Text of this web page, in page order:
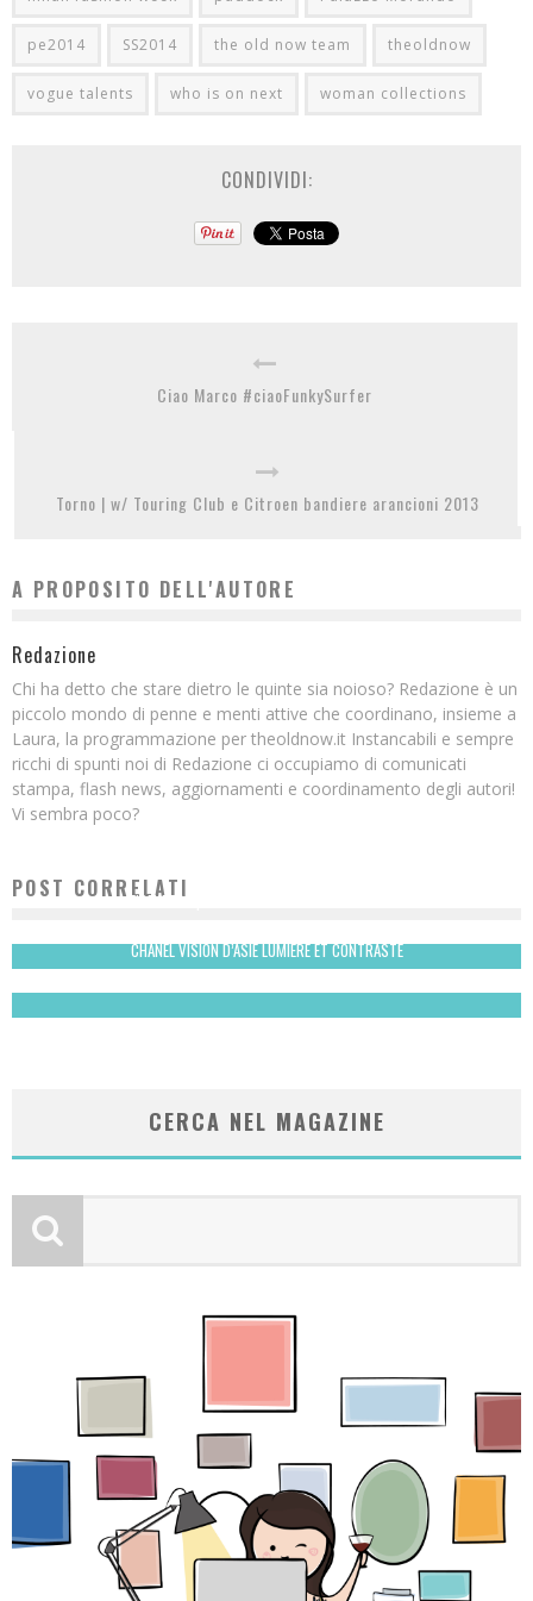
pe2014 SS2014 the old now team theoldnow
vogue talents who is on next woman collections
CONDIVIDI:
Ciao Marco #ciaoFunkySurfer
Torno | w/ Touring Club e Citroen bandiere arancioni 2013
A PROPOSITO DELL'AUTORE
Redazione
Chi ha detto che stare dietro le quinte sia noioso? Redazione è un
piccolo mondo di penne e menti attive che coordinano, insieme a
Laura, la programmazione per theoldnow.it Instancabili e sempre
ricchi di spunti noi di Redazione ci occupiamo di comunicati
stampa, flash news, aggiornamenti e coordinamento degli autori!
Vi sembra poco?
POST CORRELATIEISENBERG | PELLE IDRATATA ANCHE IN INVERNO
CHANEL VISION D’ASIE LUMIERE ET CONTRASTE
CERCA NEL MAGAZINE